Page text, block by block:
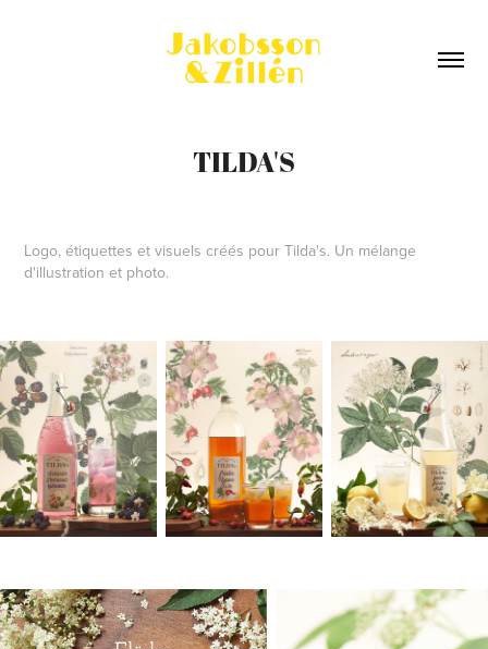
TILDA'S
Logo, étiquettes et visuels créés pour Tilda's. Un mélange
d'illustration et photo.